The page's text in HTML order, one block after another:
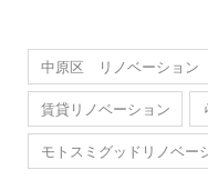
中原区 リノベーション
賃貸リノベーション
モトスミグッドリノベー